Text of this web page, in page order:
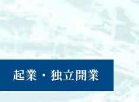
起業・独立開業